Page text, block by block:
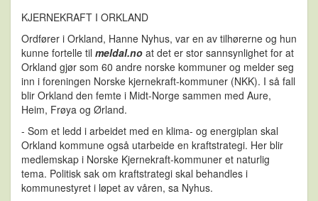
KJERNEKRAFT I ORKLAND
Ordfører i Orkland, Hanne Nyhus, var en av tilhørerne og hun
kunne fortelle til meldal.no at det er stor sannsynlighet for at
Orkland gjør som 60 andre norske kommuner og melder seg
inn i foreningen Norske kjernekraft-kommuner (NKK). I så fall
blir Orkland den femte i Midt-Norge sammen med Aure,
Heim, Frøya og Ørland.
- Som et ledd i arbeidet med en klima- og energiplan skal
Orkland kommune også utarbeide en kraftstrategi. Her blir
medlemskap i Norske Kjernekraft-kommuner et naturlig
tema. Politisk sak om kraftstrategi skal behandles i
kommunestyret i løpet av våren, sa Nyhus.